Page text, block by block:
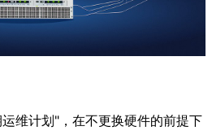
维计划"，在不更换硬件的前提下